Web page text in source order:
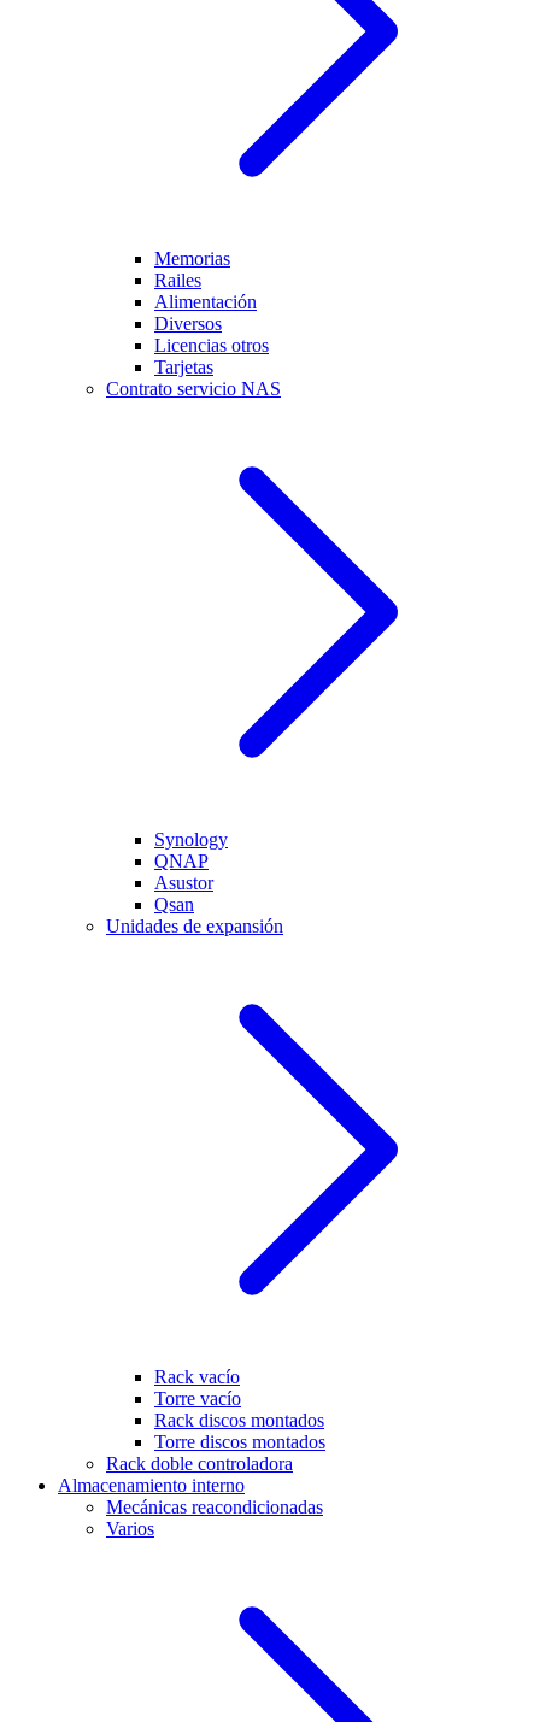
Memorias
Railes
Alimentación
Diversos
Licencias otros
Tarjetas
Contrato servicio NAS
Synology
QNAP
Asustor
Qsan
Unidades de expansión
Rack vacío
Torre vacío
Rack discos montados
Torre discos montados
Rack doble controladora
Almacenamiento interno
Mecánicas reacondicionadas
Varios